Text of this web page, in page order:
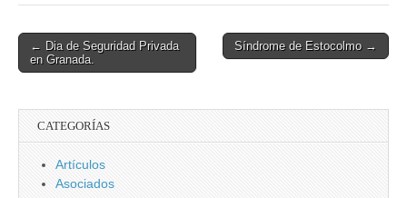
Post
navigation
← Dia de Seguridad Privada
en Granada.
Síndrome de Estocolmo →
CATEGORÍAS
Artículos
Asociados